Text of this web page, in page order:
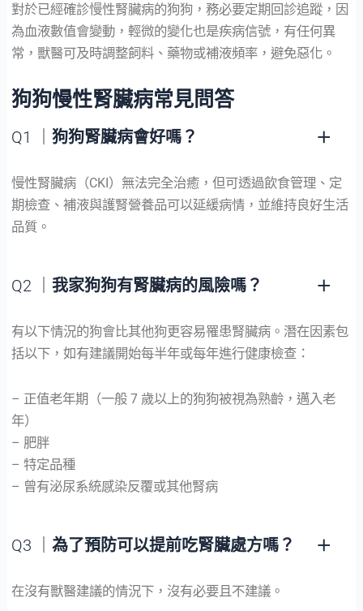
對於已經確診慢性腎臟病的狗狗，務必要定期回診追蹤，因
為血液數值會變動，輕微的變化也是疾病信號，有任何異
常，獸醫可及時調整飼料、藥物或補液頻率，避免惡化。
狗狗慢性腎臟病常見問答
Q1 ｜ 狗狗腎臟病會好嗎？
慢性腎臟病（CKI）無法完全治癒，但可透過飲食管理、定
期檢查、補液與護腎營養品可以延緩病情，並維持良好生活
品質。
Q2 ｜ 我家狗狗有腎臟病的風險嗎？
有以下情況的狗會比其他狗更容易罹患腎臟病。潛在因素包
括以下，如有建議開始每半年或每年進行健康檢查：
– 正值老年期（一般 7 歲以上的狗狗被視為熟齡，邁入老
年）
– 肥胖
– 特定品種
– 曾有泌尿系統感染反覆或其他腎病
Q3 ｜ 為了預防可以提前吃腎臟處方嗎？
在沒有獸醫建議的情況下，沒有必要且不建議。